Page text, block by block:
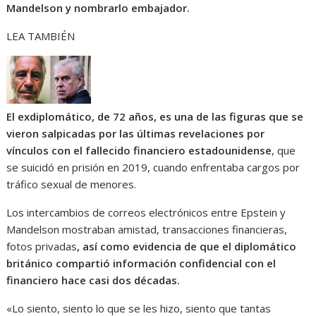
Mandelson y nombrarlo embajador.
LEA TAMBIÉN
El exdiplomático, de 72 años, es una de las figuras que se
vieron salpicadas por las últimas revelaciones por
vínculos con el fallecido financiero estadounidense, que
se suicidó en prisión en 2019, cuando enfrentaba cargos por
tráfico sexual de menores.
Los intercambios de correos electrónicos entre Epstein y
Mandelson mostraban amistad, transacciones financieras,
fotos privadas, así como evidencia de que el diplomático
británico compartió información confidencial con el
financiero hace casi dos décadas.
«Lo siento, siento lo que se les hizo, siento que tantas